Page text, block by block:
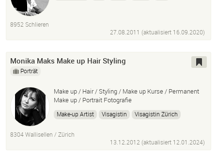
8952 Schlieren
27.08.2011 (aktualisiert 16.09.2020)
Monika Maks Make up Hair Styling
Porträt
Make up / Hair / Styling / Make up Kurse / Permanent
Make up / Portrait Fotografie
Make-up Artist Visagistin
Visagistin Zürich
Photoshop
Hochzeit Visagistin
Hochzeit
Event
8304 Wallisellen / Zürich
13.12.2012 (aktualisiert 12.01.2024)